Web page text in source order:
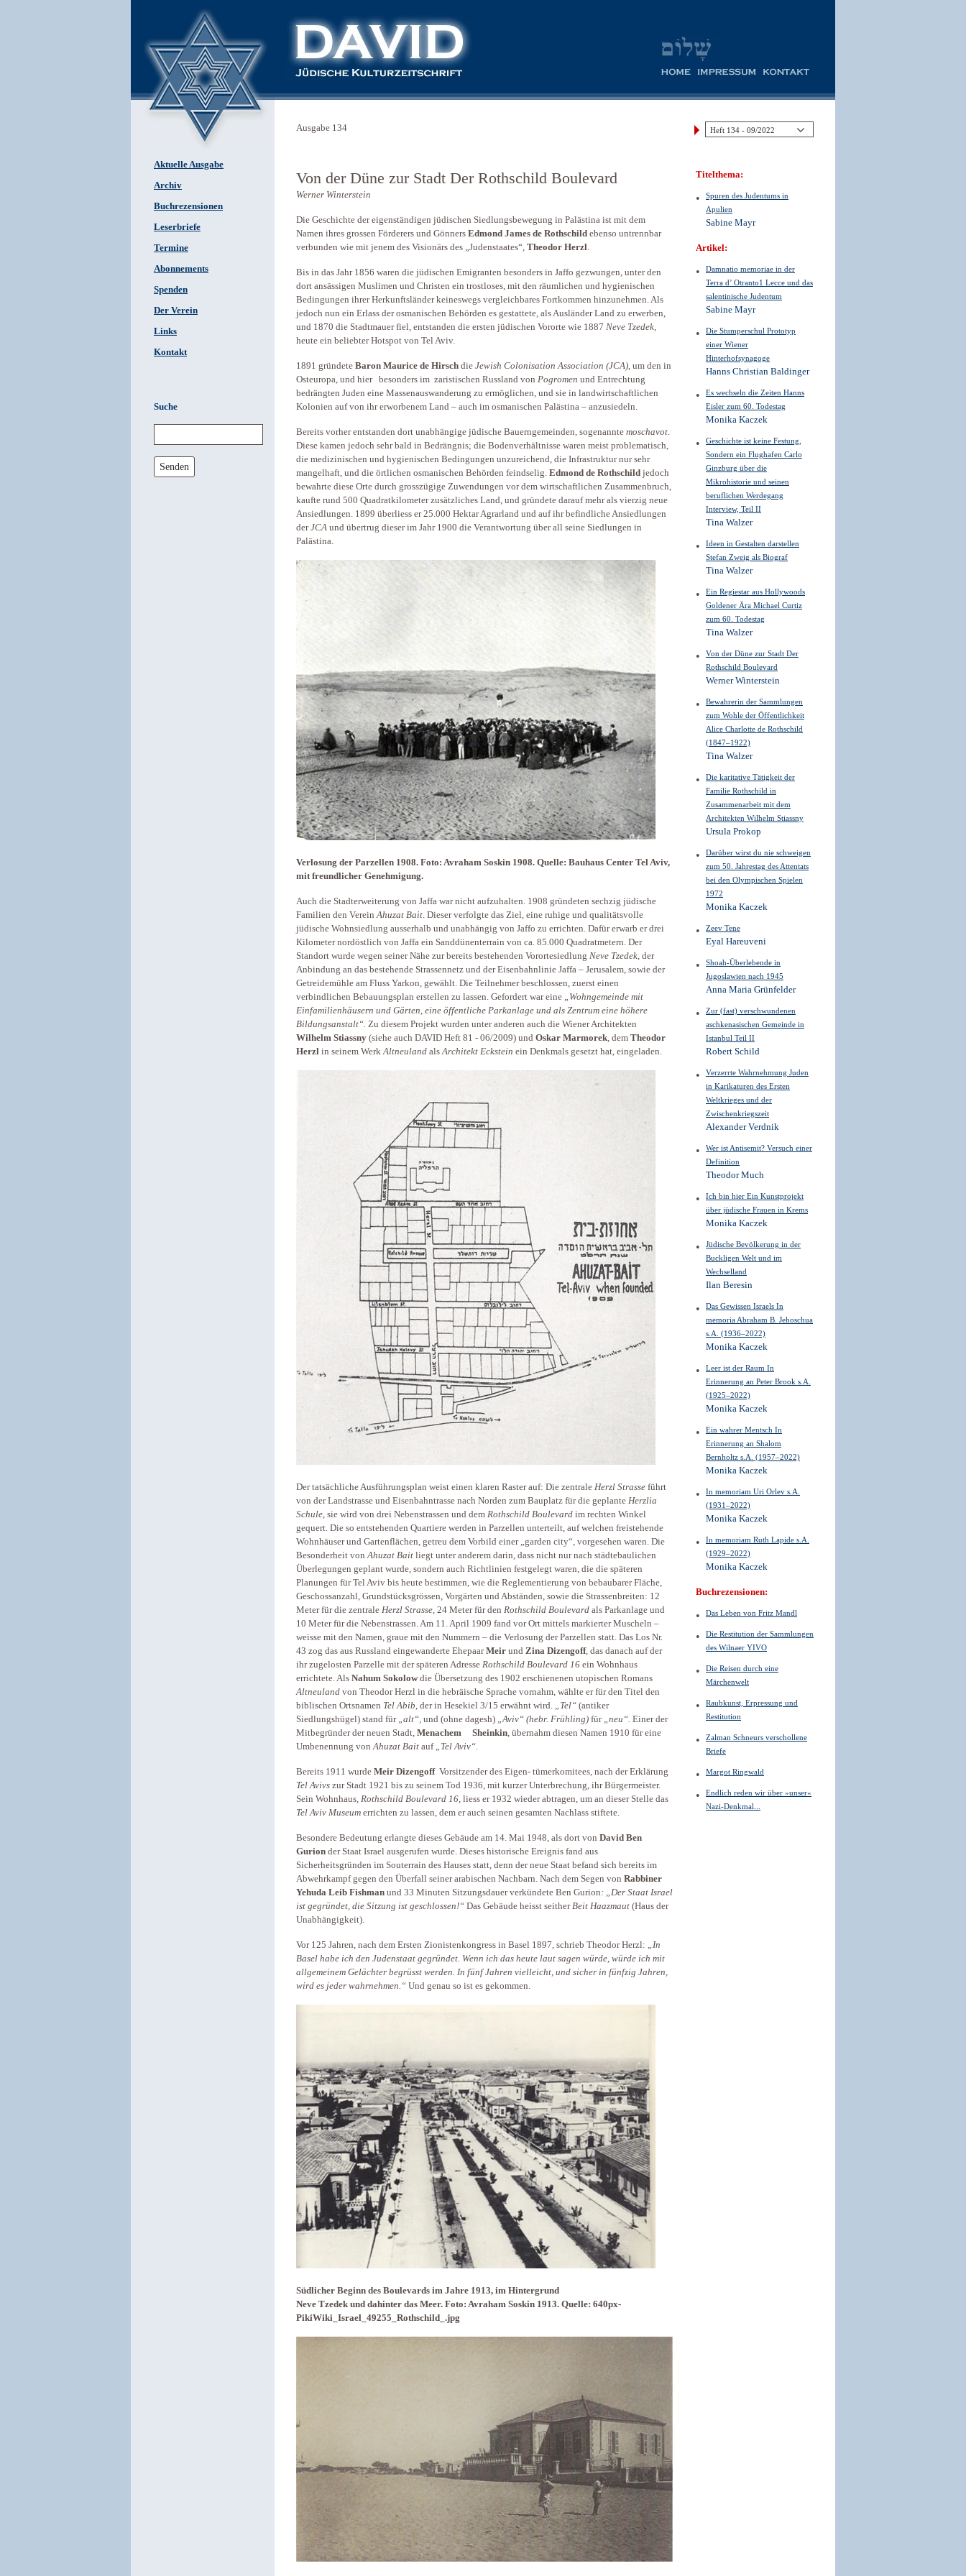
Aktuelle Ausgabe
Archiv
Buchrezensionen
Leserbriefe
Termine
Abonnements
Spenden
Der Verein
Links
Kontakt
Suche
Senden
Ausgabe 134
Von der Düne zur Stadt Der Rothschild Boulevard
Werner Winterstein
Die Geschichte der eigenständigen jüdischen Siedlungsbewegung in Palästina ist mit dem
Namen ihres grossen Förderers und Gönners Edmond James de Rothschild ebenso untrennbar
verbunden wie mit jenem des Visionärs des „Judenstaates“, Theodor Herzl.
Bis in das Jahr 1856 waren die jüdischen Emigranten besonders in Jaffo gezwungen, unter den
dort ansässigen Muslimen und Christen ein trostloses, mit den räumlichen und hygienischen
Bedingungen ihrer Herkunftsländer keineswegs vergleichbares Fortkommen hinzunehmen. Als
jedoch nun ein Erlass der osmanischen Behörden es gestattete, als Ausländer Land zu erwerben,
und 1870 die Stadtmauer fiel, entstanden die ersten jüdischen Vororte wie 1887 Neve Tzedek,
heute ein beliebter Hotspot von Tel Aviv.
1891 gründete Baron Maurice de Hirsch die Jewish Colonisation Association (JCA), um den in
Osteuropa, und hier besonders im zaristischen Russland von Pogromen und Entrechtung
bedrängten Juden eine Massenauswanderung zu ermöglichen, und sie in landwirtschaftlichen
Kolonien auf von ihr erworbenem Land – auch im osmanischen Palästina – anzusiedeln.
Bereits vorher entstanden dort unabhängige jüdische Bauerngemeinden, sogenannte moschavot.
Diese kamen jedoch sehr bald in Bedrängnis; die Bodenverhältnisse waren meist problematisch,
die medizinischen und hygienischen Bedingungen unzureichend, die Infrastruktur nur sehr
mangelhaft, und die örtlichen osmanischen Behörden feindselig. Edmond de Rothschild jedoch
bewahrte diese Orte durch grosszügige Zuwendungen vor dem wirtschaftlichen Zusammenbruch,
kaufte rund 500 Quadratkilometer zusätzliches Land, und gründete darauf mehr als vierzig neue
Ansiedlungen. 1899 überliess er 25.000 Hektar Agrarland und auf ihr befindliche Ansiedlungen
derJCA und übertrug dieser im Jahr 1900 die Verantwortung über all seine Siedlungen in
Palästina.
Verlosung der Parzellen 1908. Foto: Avraham Soskin 1908. Quelle: Bauhaus Center Tel Aviv,
mit freundlicher Genehmigung.
Auch die Stadterweiterung von Jaffa war nicht aufzuhalten. 1908 gründeten sechzig jüdische
Familien den VereinAhuzat Bait. Dieser verfolgte das Ziel, eine ruhige und qualitätsvolle
jüdische Wohnsiedlung ausserhalb und unabhängig von Jaffo zu errichten. Dafür erwarb er drei
Kilometer nordöstlich von Jaffa ein Sanddünenterrain von ca. 85.000 Quadratmetern. Der
Standort wurde wegen seiner Nähe zur bereits bestehenden Vorortesiedlung Neve Tzedek, der
Anbindung an das bestehende Strassennetz und der Eisenbahnlinie Jaffa – Jerusalem, sowie der
Getreidemühle am Fluss Yarkon, gewählt. Die Teilnehmer beschlossen, zuerst einen
verbindlichen Bebauungsplan erstellen zu lassen. Gefordert war eine „Wohngemeinde mit
Einfamilienhäusern und Gärten, eine öffentliche Parkanlage und als Zentrum eine höhere
Bildungsanstalt“. Zu diesem Projekt wurden unter anderen auch die Wiener Architekten
Wilhelm Stiassny (siehe auch DAVID Heft 81 - 06/2009) und Oskar Marmorek, dem Theodor
Herzl in seinem WerkAltneuland alsArchitekt Eckstein ein Denkmals gesetzt hat, eingeladen.
Der tatsächliche Ausführungsplan weist einen klaren Raster auf: Die zentrale Herzl Strasse führt
von der Landstrasse und Eisenbahntrasse nach Norden zum Bauplatz für die geplante Herzlia
Schule, sie wird von drei Nebenstrassen und dem Rothschild Boulevard im rechten Winkel
gequert. Die so entstehenden Quartiere werden in Parzellen unterteilt, auf welchen freistehende
Wohnhäuser und Gartenflächen, getreu dem Vorbild einer „garden city“, vorgesehen waren. Die
Besonderheit vonAhuzat Bait liegt unter anderem darin, dass nicht nur nach städtebaulichen
Überlegungen geplant wurde, sondern auch Richtlinien festgelegt waren, die die späteren
Planungen für Tel Aviv bis heute bestimmen, wie die Reglementierung von bebaubarer Fläche,
Geschossanzahl, Grundstücksgrössen, Vorgärten und Abständen, sowie die Strassenbreiten: 12
Meter für die zentrale Herzl Strasse, 24 Meter für den Rothschild Boulevard als Parkanlage und
10 Meter für die Nebenstrassen. Am 11. April 1909 fand vor Ort mittels markierter Muscheln –
weisse mit den Namen, graue mit den Nummern – die Verlosung der Parzellen statt. Das Los Nr.
43 zog das aus Russland eingewanderte EhepaarMeir und Zina Dizengoff, das danach auf der
ihr zugelosten Parzelle mit der späteren Adresse Rothschild Boulevard 16 ein Wohnhaus
errichtete. Als Nahum Sokolowdie Übersetzung des 1902 erschienenen utopischen Romans
Altneuland von Theodor Herzl in die hebräische Sprache vornahm, wählte er für den Titel den
biblischen Ortsnamen Tel Abib, der in Hesekiel 3/15 erwähnt wird. „Tel“ (antiker
Siedlungshügel) stand für „alt“, und (ohne dagesh) „Aviv“ (hebr. Frühling) für „neu“. Einer der
Mitbegründer der neuen Stadt, Menachem Sheinkin, übernahm diesen Namen 1910 für eine
Umbenennung vonAhuzat Bait auf „Tel Aviv“.
Bereits 1911 wurde Meir DizengoffVorsitzender des Eigen- tümerkomitees, nach der Erklärung
Tel Avivs zur Stadt 1921 bis zu seinem Tod 1936, mit kurzer Unterbrechung, ihr Bürgermeister.
Sein Wohnhaus, Rothschild Boulevard 16, liess er 1932 wieder abtragen, um an dieser Stelle das
Tel Aviv Museum errichten zu lassen, dem er auch seinen gesamten Nachlass stiftete.
Besondere Bedeutung erlangte dieses Gebäude am 14. Mai 1948, als dort von David Ben
Gurion der Staat Israel ausgerufen wurde. Dieses historische Ereignis fand aus
Sicherheitsgründen im Souterrain des Hauses statt, denn der neue Staat befand sich bereits im
Abwehrkampf gegen den Überfall seiner arabischen Nachbarn. Nach dem Segen von Rabbiner
Yehuda Leib Fishman und 33 Minuten Sitzungsdauer verkündete Ben Gurion: „Der Staat Israel
ist gegründet, die Sitzung ist geschlossen!“ Das Gebäude heisst seitherBeit Haazmaut (Haus der
Unabhängigkeit).
Vor 125 Jahren, nach dem Ersten Zionistenkongress in Basel 1897, schrieb Theodor Herzl: „In
Basel habe ich den Judenstaat gegründet. Wenn ich das heute laut sagen würde, würde ich mit
allgemeinem Gelächter begrüsst werden. In fünf Jahren vielleicht, und sicher in fünfzig Jahren,
wird es jeder wahrnehmen.“ Und genau so ist es gekommen.
Südlicher Beginn des Boulevards im Jahre 1913, im Hintergrund
Neve Tzedek und dahinter das Meer. Foto: Avraham Soskin 1913. Quelle: 640px-
PikiWiki_Israel_49255_Rothschild_.jpg
Titelthema:
Spuren des Judentums in
Apulien
Sabine Mayr
Artikel:
Damnatio memoriae in der
Terra d’ Otranto1 Lecce und das
salentinische Judentum
Sabine Mayr
Die Stumperschul Prototyp
einer Wiener
Hinterhofsynagoge
Hanns Christian Baldinger
Es wechseln die Zeiten Hanns
Eisler zum 60. Todestag
Monika Kaczek
Geschichte ist keine Festung,
Sondern ein Flughafen Carlo
Ginzburg über die
Mikrohistorie und seinen
beruflichen Werdegang
Interview, Teil II
Tina Walzer
Ideen in Gestalten darstellen
Stefan Zweig als Biograf
Tina Walzer
Ein Regiestar aus Hollywoods
Goldener Ära Michael Curtiz
zum 60. Todestag
Tina Walzer
Von der Düne zur Stadt Der
Rothschild Boulevard
Werner Winterstein
Bewahrerin der Sammlungen
zum Wohle der Öffentlichkeit
Alice Charlotte de Rothschild
(1847–1922)
Tina Walzer
Die karitative Tätigkeit der
Familie Rothschild in
Zusammenarbeit mit dem
Architekten Wilhelm Stiassny
Ursula Prokop
Darüber wirst du nie schweigen
zum 50. Jahrestag des Attentats
bei den Olympischen Spielen
1972
Monika Kaczek
Zeev Tene
Eyal Hareuveni
Shoah-Überlebende in
Jugoslawien nach 1945
Anna Maria Grünfelder
Zur (fast) verschwundenen
aschkenasischen Gemeinde in
Istanbul Teil II
Robert Schild
Verzerrte Wahrnehmung Juden
in Karikaturen des Ersten
Weltkrieges und der
Zwischenkriegszeit
Alexander Verdnik
Wer ist Antisemit? Versuch einer
Definition
Theodor Much
Ich bin hier Ein Kunstprojekt
über jüdische Frauen in Krems
Monika Kaczek
Jüdische Bevölkerung in der
Buckligen Welt und im
Wechselland
Ilan Beresin
Das Gewissen Israels In
memoria Abraham B. Jehoschua
s.A. (1936–2022)
Monika Kaczek
Leer ist der Raum In
Erinnerung an Peter Brook s.A.
(1925–2022)
Monika Kaczek
Ein wahrer Mentsch In
Erinnerung an Shalom
Bernholtz s.A. (1957–2022)
Monika Kaczek
In memoriam Uri Orlev s.A.
(1931–2022)
Monika Kaczek
In memoriam Ruth Lapide s.A.
(1929–2022)
Monika Kaczek
Buchrezensionen:
Das Leben von Fritz Mandl
Die Restitution der Sammlungen
des Wilnaer YIVO
Die Reisen durch eine
Märchenwelt
Raubkunst, Erpressung und
Restitution
Zalman Schneurs verschollene
Briefe
Margot Ringwald
Endlich reden wir über »unser«
Nazi-Denkmal...